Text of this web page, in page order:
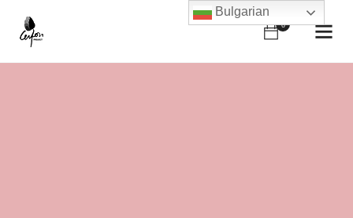
0
Bulgarian